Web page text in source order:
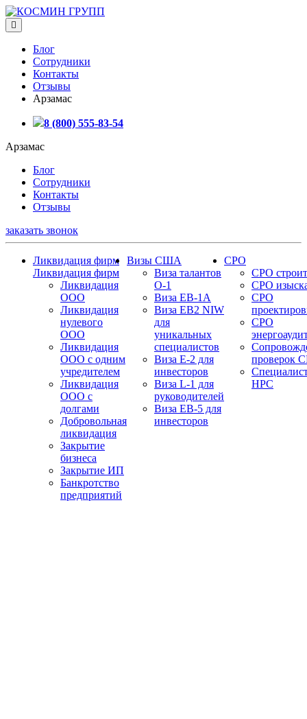
Блог
Сотрудники
Контакты
Отзывы
Арзамас
8 (800) 555-83-54
Арзамас
Блог
Сотрудники
Контакты
Отзывы
заказать звонок
Ликвидация фирм
Ликвидация фирм
Ликвидация
ООО
Ликвидация
нулевого
ООО
Ликвидация
ООО с одним
учредителем
Ликвидация
ООО с
долгами
Добровольная
ликвидация
Закрытие
бизнеса
Закрытие ИП
Банкротство
предприятий
Визы США
Виза талантов
О-1
Виза EB-1A
Виза EB2 NIW
для
уникальных
специалистов
Виза E-2 для
инвесторов
Виза L-1 для
руководителей
Виза EB-5 для
инвесторов
СРО
СРО
СРО
СРО
СРО
проверок
НРС